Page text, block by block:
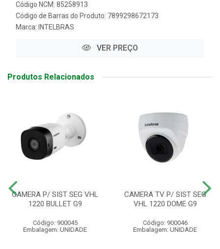
Código NCM: 85258913
Código de Barras do Produto: 7899298672173
Marca: INTELBRAS
VER PREÇO
Produtos Relacionados
CAMERA P/ SIST SEG VHL
1220 BULLET G9
Código: 900045
Embalagem: UNIDADE
CAMERA TV P/ SIST SEG
VHL 1220 DOME G9
Código: 900046
Embalagem: UNIDADE